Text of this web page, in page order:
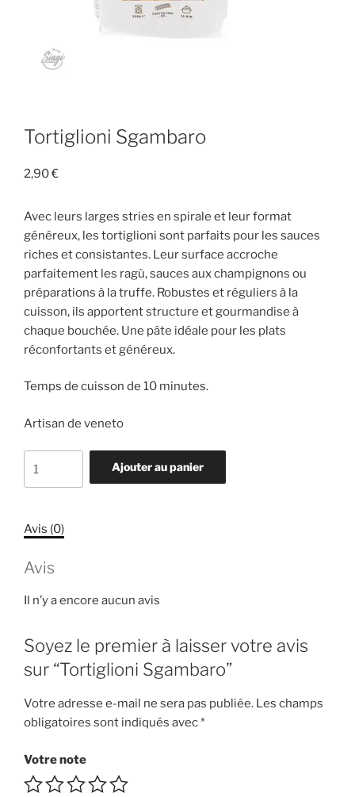
Tortiglioni Sgambaro
2,90€
Avec leurs larges stries en spirale et leur format
généreux, les tortiglioni sont parfaits pour les sauces
riches et consistantes. Leur surface accroche
parfaitement les ragù, sauces aux champignons ou
préparations à la truffe. Robustes et réguliers à la
cuisson, ils apportent structure et gourmandise à
chaque bouchée. Une pâte idéale pour les plats
réconfortants et généreux.
Temps de cuisson de 10 minutes.
Artisan de veneto
de
Ajouter au panier
Avis (0)
Avis
Il n’y a encore aucun avis
Soyez le premier à laisser votre avis
sur “Tortiglioni Sgambaro”
Votre adresse e-mail ne sera pas publiée. Les champs
obligatoires sont indiqués avec*
Votre note